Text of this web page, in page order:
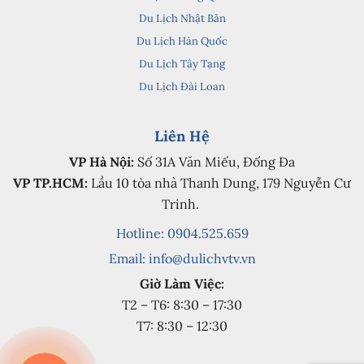
Du Lịch Nhật Bản
Du Lịch Hàn Quốc
Du Lịch Tây Tạng
Du Lịch Đài Loan
Liên Hệ
VP Hà Nội: Số 31A Văn Miếu, Đống Đa
VP TP.HCM: Lầu 10 tòa nhà Thanh Dung, 179 Nguyễn Cư
Trinh.
Hotline: 0904.525.659
Email: info@dulichvtv.vn
Giờ Làm Việc:
T2 – T6: 8:30 – 17:30
T7: 8:30 – 12:30